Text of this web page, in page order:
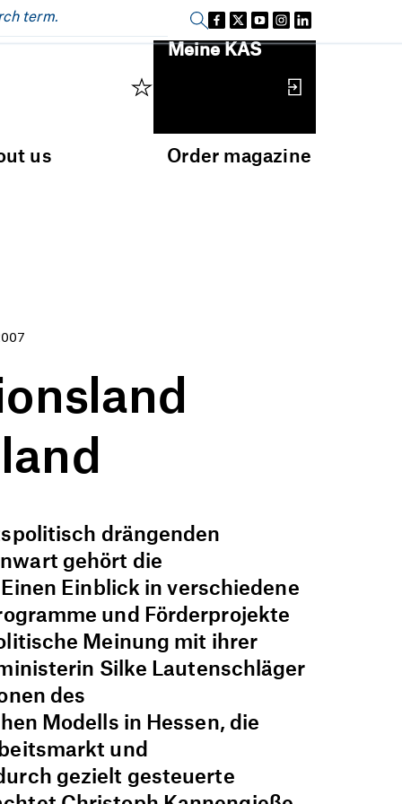
Sign in
Meine KAS
us Order magazine
drängenden
gehört die
Einblick in verschiedene
und Förderprojekte
Meinung mit ihrer
Silke Lautenschläger
des
Modells in Hessen, die
und
gezielt gesteuerte